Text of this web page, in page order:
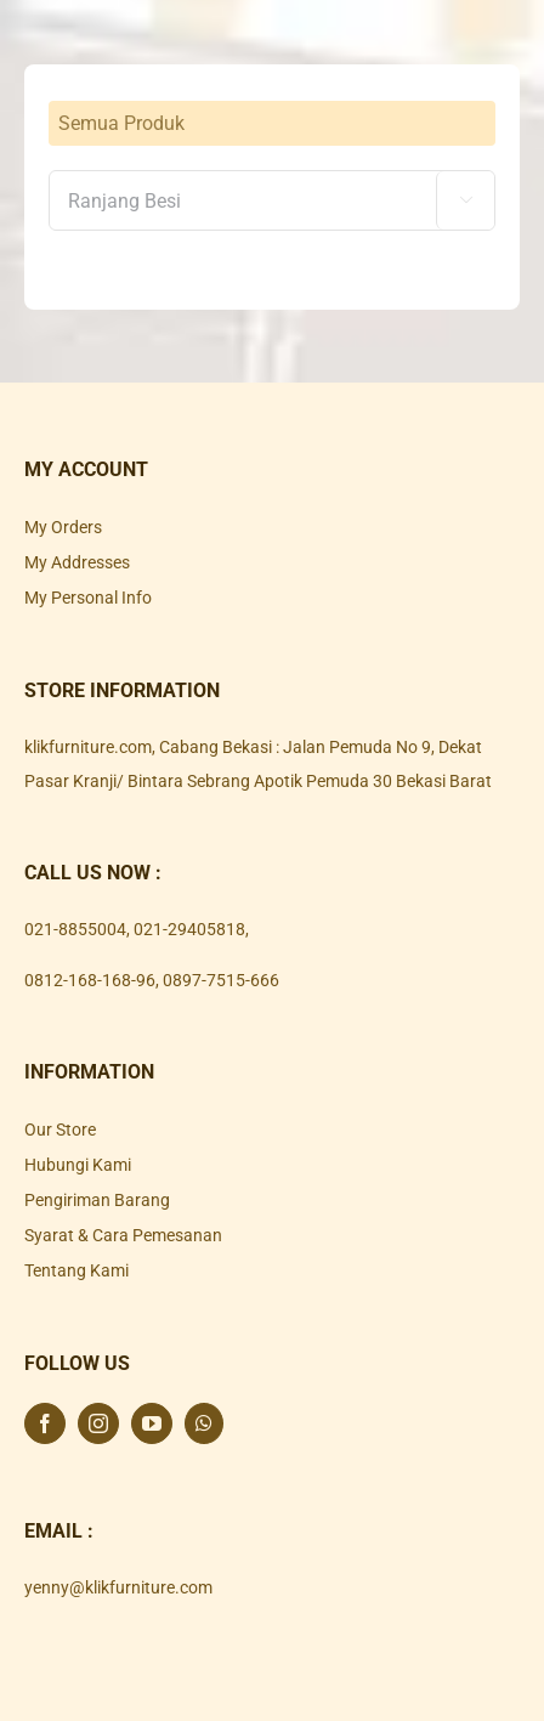
Semua Produk

MY ACCOUNT
My Orders
My Addresses
My Personal Info
STORE INFORMATION
klikfurniture.com, Cabang Bekasi : Jalan Pemuda No 9, Dekat
Pasar Kranji/ Bintara Sebrang Apotik Pemuda 30 Bekasi Barat
CALL US NOW :
021-8855004, 021-29405818,
0812-168-168-96, 0897-7515-666
INFORMATION
Our Store
Hubungi Kami
Pengiriman Barang
Syarat & Cara Pemesanan
Tentang Kami
FOLLOW US
EMAIL :
yenny@klikfurniture.com